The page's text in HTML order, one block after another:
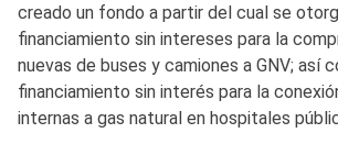
creado un fondo a partir del cual se
financiamiento sin intereses para la
nuevas de buses y camiones a GNV; así
financiamiento sin interés para la
internas a gas natural en hospitales